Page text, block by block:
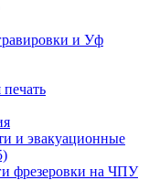
и Уф
печать
и эвакуационные
фрезеровки на ЧПУ